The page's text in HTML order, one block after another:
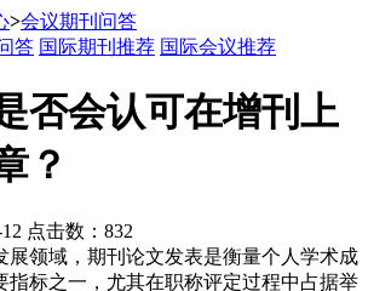
>会议期刊问答
答 国际期刊推荐 国际会议推荐
否会认可在增刊上
？
点击数：832
展领域，期刊论文发表是衡量个人学术成
指标之一，尤其在职称评定过程中占据举